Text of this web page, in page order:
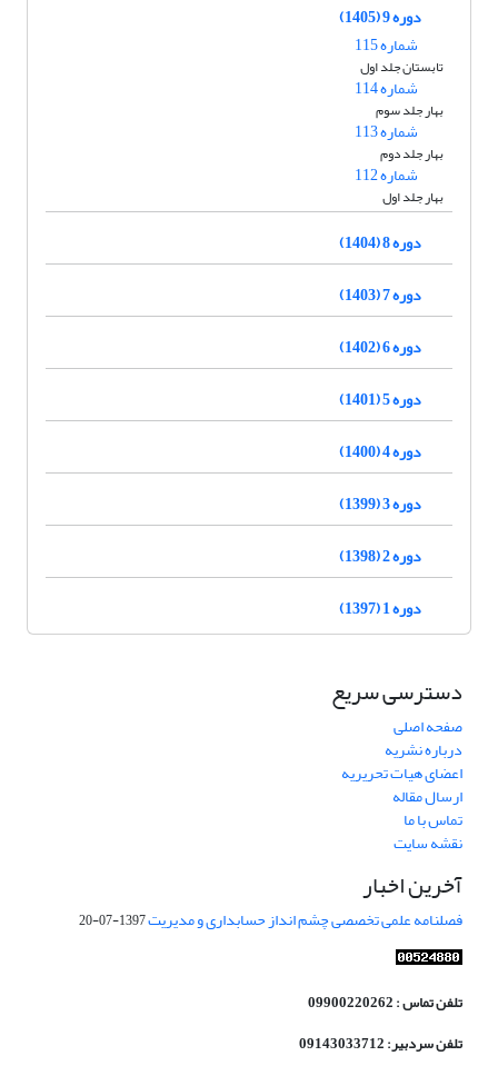
دوره 9 (1405)
شماره 115
تابستان جلد اول
شماره 114
بهار جلد سوم
شماره 113
بهار جلد دوم
شماره 112
بهار جلد اول
دوره 8 (1404)
دوره 7 (1403)
دوره 6 (1402)
دوره 5 (1401)
دوره 4 (1400)
دوره 3 (1399)
دوره 2 (1398)
دوره 1 (1397)
دسترسی سریع
صفحه اصلی
درباره نشریه
اعضای هیات تحریریه
ارسال مقاله
تماس با ما
نقشه سایت
آخرین اخبار
فصلنامه علمی تخصصی چشم انداز حسابداری و مدیریت1397-07-20
تلفن تماس : 09900220262
تلفن سردبیر: 09143033712